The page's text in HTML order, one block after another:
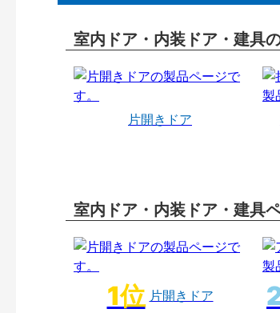
室内ドア・内装ドア・建具
片開きドア
室内ドア・内装ドア・建具
片開きドア